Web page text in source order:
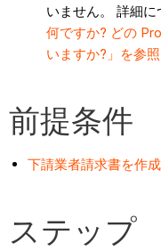
いません。 詳細に
何ですか? どの
いますか?」を参照
前提条件
下請業者請求書を作
ステップ